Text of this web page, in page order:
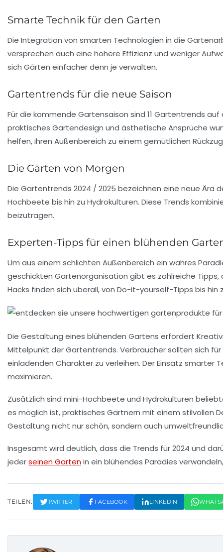
Smarte Technik für den Garten
Die Integration von smarten Technologien in die
versprechen auch eine höhere Effizienz und weniger
sich Gärten einfacher denn je verwalten.
Gartentrends für die neue Saison
Für die kommende Gartensaison sind 11 Gartentrends auf
praktisches Gartendesign und ästhetische Ansprüche
helfen, ihren Außenbereich zu einem gemütlichen
Die Gärten von Morgen
Die Gartentrends 2024 / 2025 bezeichnen eine neue Ära
Hochbeete bis hin zu Hydrokulturen. Diese Trends
beizutragen.
Experten-Tipps für einen blühenden
Um aus einem schlichten Außenbereich ein wahres
geschickten Gartenorganisation gibt es zahlreiche
Hacks finden sich überall, von Do-it-yourself-Tipps bis hin
Die Gestaltung eines blühenden Gartens erfordert
Mittelpunkt der Gartentrends. Verbraucher sollten sich
einladenden Charakter zu verleihen. Der Einsatz smarter
maximieren.
Zusätzlich sind mini-Hochbeete und Hydrokulturen
es möglich ist, praktisches Gärtnern mit einem stilvollen
Gestaltung nicht nur schön, sondern auch
Insgesamt wird deutlich, dass die Trends für 2024 und
jederseinen Gartenin ein blühendes Paradies
TEILEN: TWITTER FACEBOOK LINKEDIN